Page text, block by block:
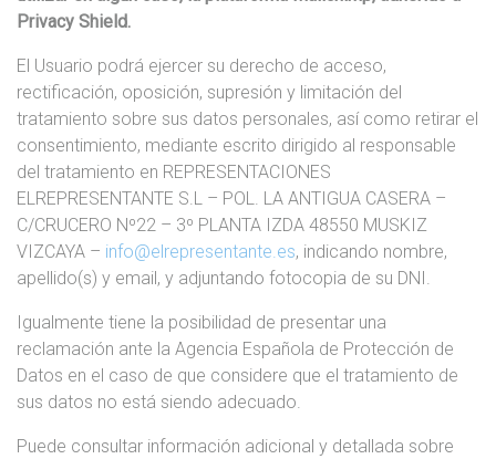
Privacy Shield.
El Usuario podrá ejercer su derecho de acceso,
rectificación, oposición, supresión y limitación del
tratamiento sobre sus datos personales, así como retirar el
consentimiento, mediante escrito dirigido al responsable
del tratamiento en REPRESENTACIONES
ELREPRESENTANTE S.L – POL. LA ANTIGUA CASERA –
C/CRUCERO Nº22 – 3º PLANTA IZDA 48550 MUSKIZ
VIZCAYA – info@elrepresentante.es, indicando nombre,
apellido(s) y email, y adjuntando fotocopia de su DNI.
Igualmente tiene la posibilidad de presentar una
reclamación ante la Agencia Española de Protección de
Datos en el caso de que considere que el tratamiento de
sus datos no está siendo adecuado.
Puede consultar información adicional y detallada sobre